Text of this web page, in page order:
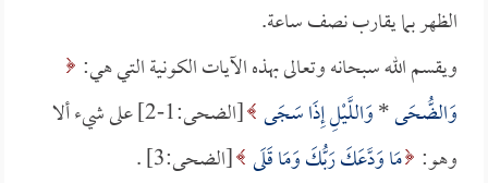
الظهر بما يقارب نصف ساعة.
ويقسم الله سبحانه وتعالى بهذه الآيات الكونية التي هي:
وَالضُّحَى*وَاللَّيْلِ إِذَا سَجَى
[الضحى:1-2] على شيء ألا
وهو: مَا وَدَّعَكَ رَبُّكَ وَمَا قَلَى [الضحى:3] .